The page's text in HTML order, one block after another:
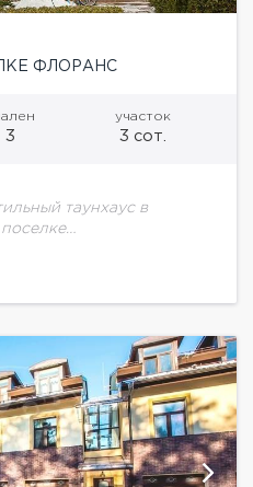
ФЛОРАНС
3
участок
3 сот.
таунхаус в
столовая, гостиная,